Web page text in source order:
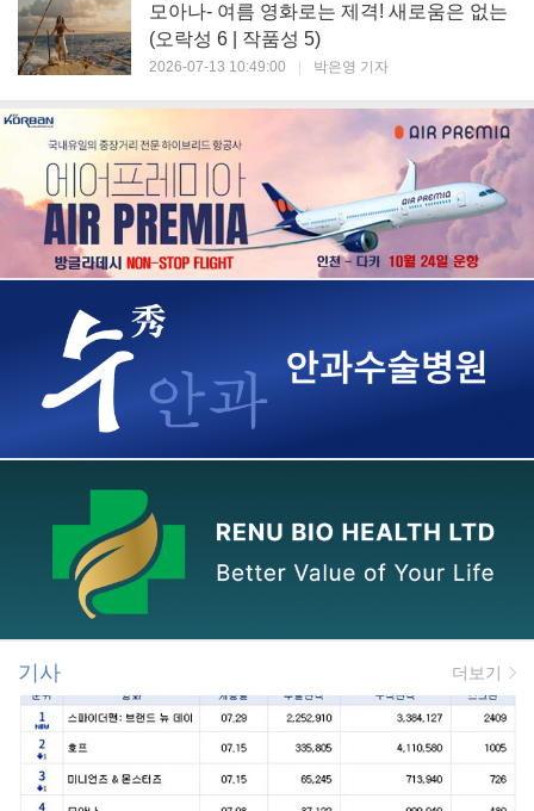
모아나- 여름 영화로는 제격! 새로움은 없는
(오락성 6 | 작품성 5)
2026-07-13 10:49:00 박은영 기자
기사 더보기